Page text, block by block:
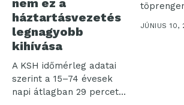
nem ez a
háztartásvezetés
legnagyobb
kihívása
A KSH időmérleg adatai
szerint a 15–74 évesek
napi átlagban 29 percet...
hogyan
JÚNIUS 10,